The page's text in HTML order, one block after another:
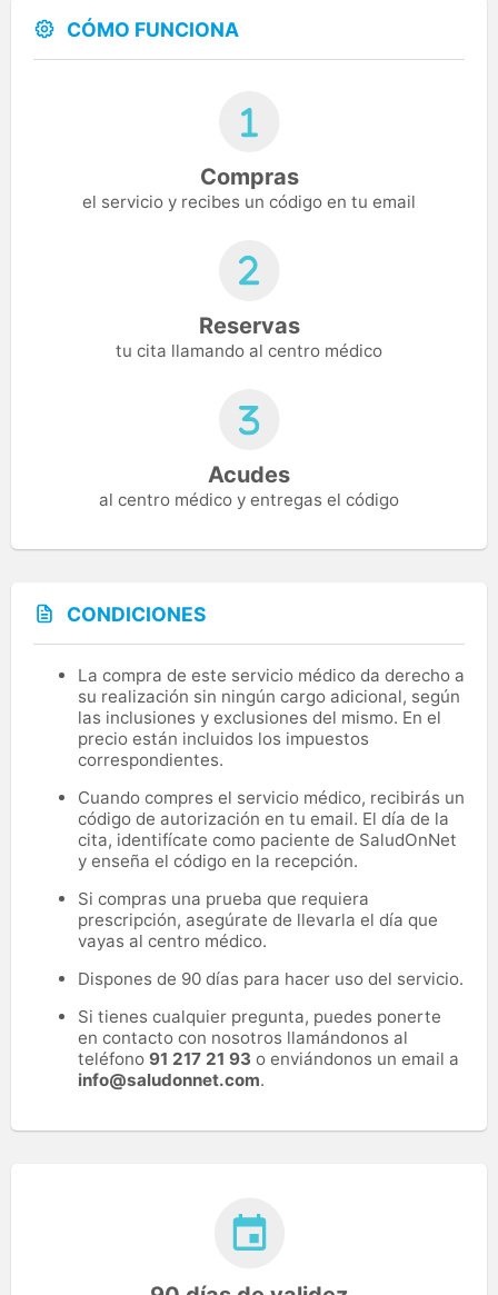
CÓMO FUNCIONA
Compras
el servicio y recibes un código en tu email
Reservas
tu cita llamando al centro médico
Acudes
al centro médico y entregas el código
CONDICIONES
La compra de este servicio médico da derecho a
su realización sin ningún cargo adicional, según
las inclusiones y exclusiones del mismo. En el
precio están incluidos los impuestos
correspondientes.
Cuando compres el servicio médico, recibirás un
código de autorización en tu email. El día de la
cita, identifícate como paciente de SaludOnNet
y enseña el código en la recepción.
Si compras una prueba que requiera
prescripción, asegúrate de llevarla el día que
vayas al centro médico.
Dispones de 90 días para hacer uso del servicio.
Si tienes cualquier pregunta, puedes ponerte
en contacto con nosotros llamándonos al
teléfono 91 217 21 93 o enviándonos un email a
info@saludonnet.com.